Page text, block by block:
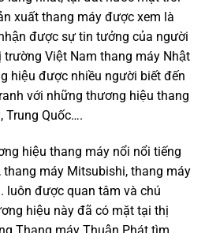
xuất thang máy được xem là
được sự tin tưởng của người
Việt Nam thang máy Nhật
hiệu được nhiều người biết đến
với những thương hiệu thang
Trung Quốc….
hiệu thang máy nổi nổi tiếng
thang máy Mitsubishi, thang máy
luôn được quan tâm và chú
hiệu này đã có mặt tại thị